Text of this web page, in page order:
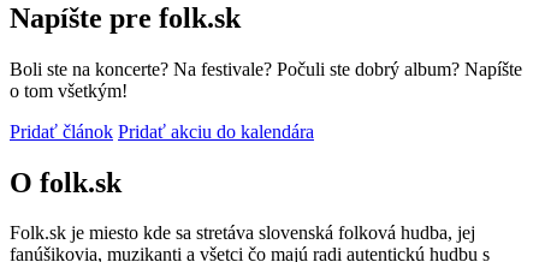
Napíšte pre folk.sk
Boli ste na koncerte? Na festivale? Počuli ste dobrý album? Napíšte
o tom všetkým!
Pridať článok Pridať akciu do kalendára
O folk.sk
Folk.sk je miesto kde sa stretáva slovenská folková hudba, jej
fanúšikovia, muzikanti a všetci čo majú radi autentickú hudbu s